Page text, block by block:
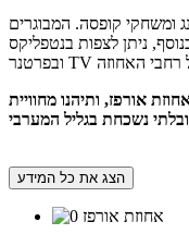
פלייסטיישן 5, פינג פונג ומשחקי קופסה. המבוגרים
ניתן לצפות בנטפליקס
אורפז, ותיהנו מחוויית
הצג את כל המידע